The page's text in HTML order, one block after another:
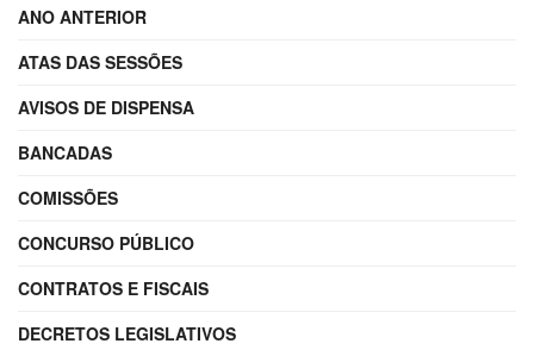
ANO ANTERIOR
ATAS DAS SESSÕES
AVISOS DE DISPENSA
BANCADAS
COMISSÕES
CONCURSO PÚBLICO
CONTRATOS E FISCAIS
DECRETOS LEGISLATIVOS